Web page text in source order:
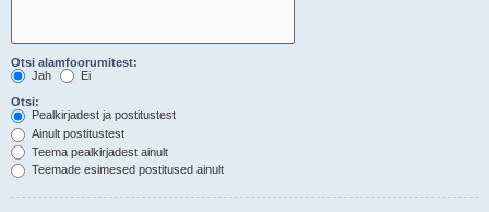
Otsi alamfoorumitest:
Jah
Ei
Otsi:
Pealkirjadest ja postitustest
Ainult postitustest
Teema pealkirjadest ainult
Teemade esimesed postitused ainult